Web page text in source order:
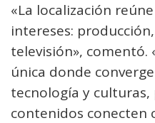
«La localización
intereses:
televisión», comentó.
única donde
tecnología y
contenidos conecten